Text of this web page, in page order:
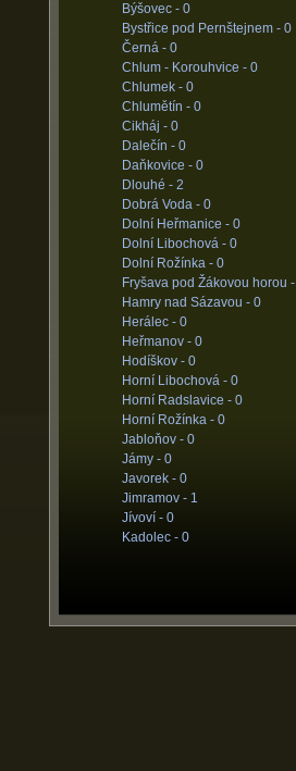
Býšovec - 0
Bystřice pod Pernštejnem - 0
Černá - 0
Chlum - Korouhvice - 0
Chlumek - 0
Chlumětín - 0
Cikháj - 0
Dalečín - 0
Daňkovice - 0
Dlouhé - 2
Dobrá Voda - 0
Dolní Heřmanice - 0
Dolní Libochová - 0
Dolní Rožínka - 0
Fryšava pod Žákovou horou -
Hamry nad Sázavou - 0
Herálec - 0
Heřmanov - 0
Hodíškov - 0
Horní Libochová - 0
Horní Radslavice - 0
Horní Rožínka - 0
Jabloňov - 0
Jámy - 0
Javorek - 0
Jimramov - 1
Jívoví - 0
Kadolec - 0